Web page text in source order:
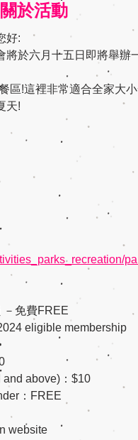
於活動
好:
將於六月十五日即將舉辦
區!這裡非常適合全家大
天!
－免費FREE
eligible membership
and above)：$10
：FREE
website